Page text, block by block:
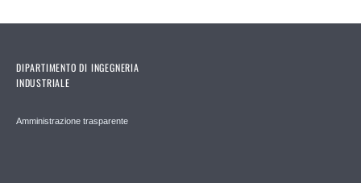
DIPARTIMENTO DI INGEGNERIA
INDUSTRIALE
Amministrazione trasparente